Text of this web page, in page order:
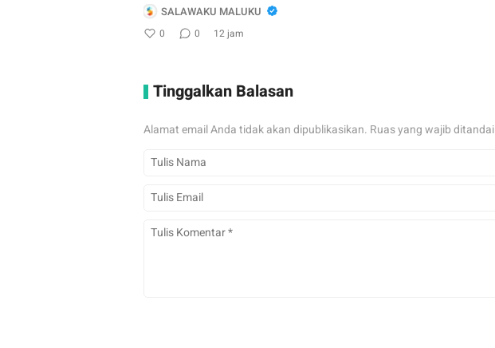
SALAWAKU MALUKU
0 0 12 jam
Tinggalkan Balasan
Alamat email Anda tidak akan dipublikasikan. Ruas yang wajib ditandai